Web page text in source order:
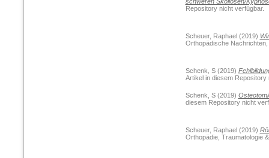
Repository nicht verfügbar.
Scheuer, Raphael(2019)
Orthopädische
Schenk, S(2019)
Artikel in diesem Repository
Schenk, S(2019)
diesem Repository nicht
Scheuer, Raphael(2019)
Orthopädie, Traumatologie